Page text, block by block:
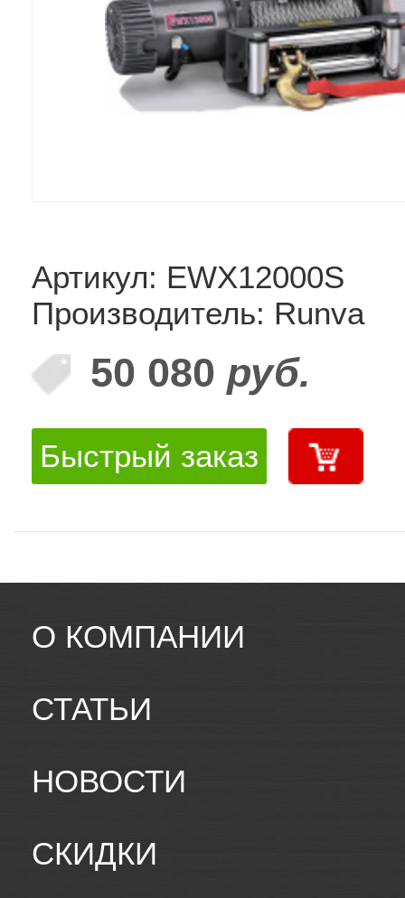
Артикул: EWX12000S
Производитель: Runva
50 080 руб.
Быстрый заказ
О КОМПАНИИ
СТАТЬИ
НОВОСТИ
СКИДКИ